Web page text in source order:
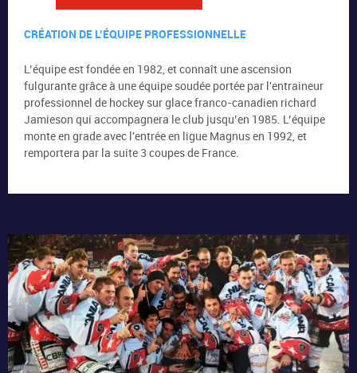
CRÉATION DE L’ÉQUIPE PROFESSIONNELLE
L’équipe est fondée en 1982, et connaît une ascension
fulgurante grâce à une équipe soudée portée par l'entraineur
professionnel de hockey sur glace franco-canadien richard
Jamieson qui accompagnera le club jusqu’en 1985. L’équipe
monte en grade avec l'entrée en ligue Magnus en 1992, et
remportera par la suite 3 coupes de France.